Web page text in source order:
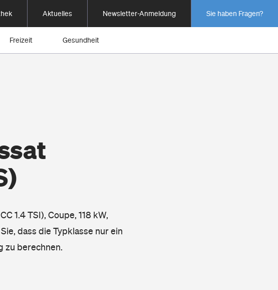
Aktuelles Newsletter-Anmeldung Sie haben Fragen?
Freizeit Gesundheit
1.4 TSI), Coupe, 118 kW,
dass die Typklasse nur ein
zu berechnen.